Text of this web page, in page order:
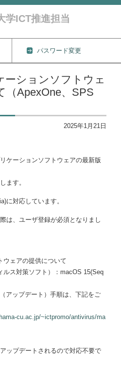
学ICT推進担当
パスワード変更
ーションソフトウェ
（ApexOne、SPS
2025年1月21日
ケーションソフトウェアの最新版
ます。
に対応しています。
は、ユーザ登録が必須となりまし
ウェアの提供について
ルス対策ソフト）：macOS 15(Seq
ップデート）手順は、下記をご
cu.ac.jp/~ictpromo/antivirus/ma
プデートされるので対応不要で